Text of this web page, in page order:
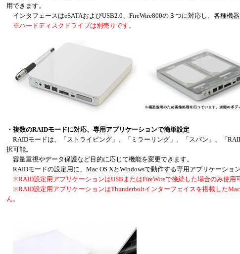
用できます。
インタフェースはeSATAおよびUSB2.0、FireWire800の３つに対応し、各種機器
※ハードディスクドライブは別売りです。
・複数のRAIDモードに対応、専用アプリケーションで簡単設定
RAIDモードは、「ストライピング」、「ミラーリング」、「スパン」、「
択可能。
容量重視やデータ保護など目的に応じて機能を変更できます。
RAIDモードの設定用に、Mac OS XとWindowsで動作する専用アプリケーショ
※RAID設定用アプリケーションはUSBまたはFireWireで接続した場合のみ使用
※RAID設定用アプリケーションはThunderboltインターフェイスを搭載した
ん。